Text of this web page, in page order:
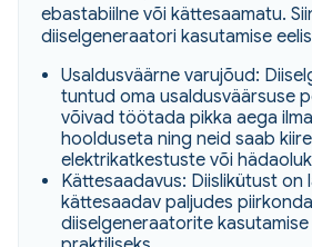
ebastabiilne või kättesaamatu.
diiselgeneraatori kasutamise
Usaldusväärne varujõud:
tuntud oma usaldusväärsuse
võivad töötada pikka aega
hoolduseta ning neid saab
elektrikatkestuste või
Kättesaadavus: Diislikütust on
kättesaadav paljudes
diiselgeneraatorite kasutamise